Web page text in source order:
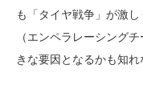
も「タイヤ戦争」が激
（エンペラレーシング
きな要因となるかも知れ